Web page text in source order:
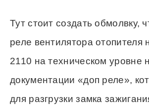
Тут стоит создать обмолвку,
реле вентилятора отопителя
2110 на техническом уровне
документации «доп реле»,
для разгрузки замка